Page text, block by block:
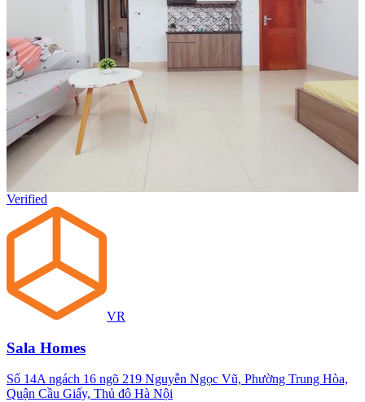
Verified
VR
Sala Homes
Số 14A ngách 16 ngõ 219 Nguyễn Ngọc Vũ, Phường Trung Hòa,
Quận Cầu Giấy, Thủ đô Hà Nội